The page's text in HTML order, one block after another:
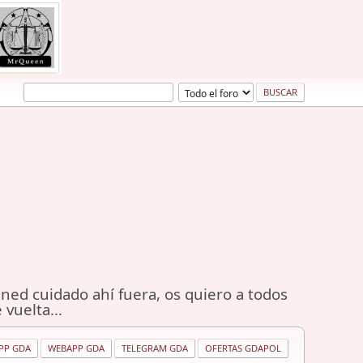
cuidado ahí fuera, os quiero a todos
vuelta...
GDA WEBAPP GDA TELEGRAM GDA OFERTAS GDAPOL